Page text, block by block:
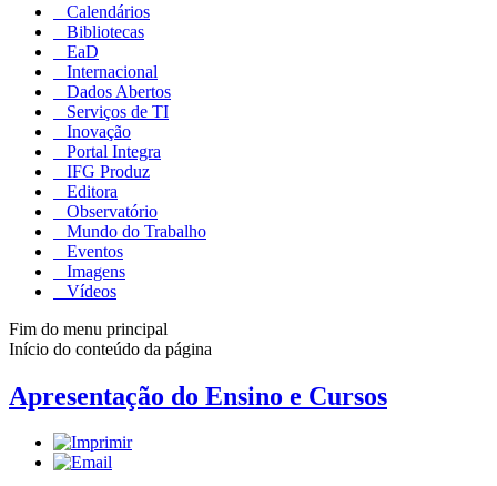
Calendários
Bibliotecas
EaD
Internacional
Dados Abertos
Serviços de TI
Inovação
Portal Integra
IFG Produz
Editora
Observatório
Mundo do Trabalho
Eventos
Imagens
Vídeos
Fim do menu principal
Início do conteúdo da página
Apresentação do Ensino e Cursos